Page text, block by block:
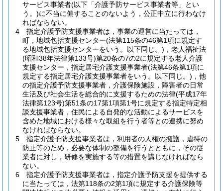
サービス事業者(以下「介護予防サービス事業者等」とい
う。)に不当に偏することのないよう，公正中立に行わなけ
ればならない。
4
指定介護予防支援事業者は，事業の運営に当たっては，
町，地域包括支援センター(法第115条の46第1項に規定す
る地域包括支援センターをいう。以下同じ。) ，老人福祉法
(昭和38年法律第133号)第20条の7の2に規定する老人介護
支援センター，指定居宅介護支援事業者(法第46条第1項に
規定する指定居宅介護支援事業者をいう。以下同じ。) ，他
の指定介護予防支援事業者，介護保険施設，障害者の日常
生活及び社会生活を総合的に支援するための法律(平成17年
法律第123号)第51条の17第1項第1号に規定する指定特定相
談支援事業者，住民による自発的な活動によるサービスを
含めた地域における様々な取組を行う者等との連携に努め
なければならない。
5
指定介護予防支援事業者は，利用者の人権の擁護，虐待の
防止等のため，必要な体制の整備を行うとともに，その従
業者に対し，研修を実施する等の措置を講じなければなら
ない。
6
指定介護予防支援事業者は，指定介護予防支援を提供する
に当たっては，法第118条の2第1項に規定する介護保険等